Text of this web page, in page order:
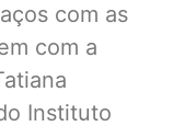
com as
com a
Instituto